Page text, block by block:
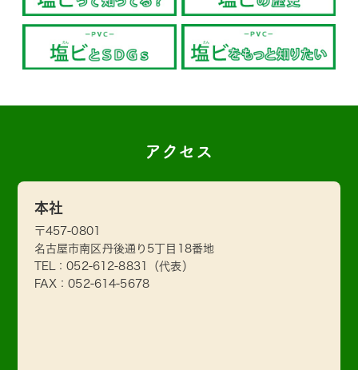
アクセス
本社
〒457-0801
名古屋市南区丹後通り5丁目18番地
TEL：052-612-8831
（代表）
FAX：052-614-5678